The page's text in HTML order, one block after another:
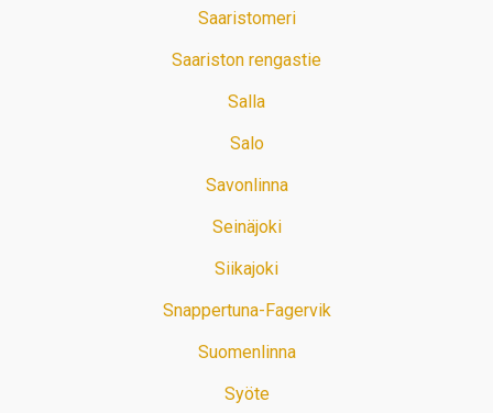
Saaristomeri
Saariston rengastie
Salla
Salo
Savonlinna
Seinäjoki
Siikajoki
Snappertuna-Fagervik
Suomenlinna
Syöte